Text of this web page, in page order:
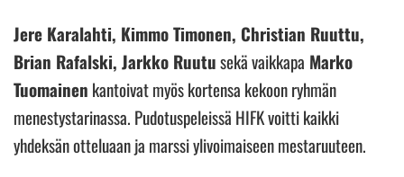
Jere Karalahti, Kimmo Timonen, Christian Ruuttu,
Brian Rafalski, Jarkko Ruutusekä vaikkapa Marko
Tuomainen kantoivat myös kortensa kekoon ryhmän
menestystarinassa. Pudotuspeleissä HIFK voitti kaikki
yhdeksän otteluaan ja marssi ylivoimaiseen mestaruuteen.